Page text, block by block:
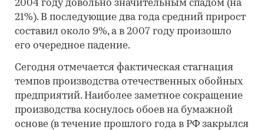
2004 году довольно значительным спадом (на
21%). В последующие два года средний прирост
составил около 9%, а в 2007 году произошло
его очередное падение.
Сегодня отмечается фактическая стагнация
темпов производства отечественных обойных
предприятий. Наиболее заметное сокращение
производства коснулось обоев на бумажной
основе (в течение прошлого года в РФ закрылся